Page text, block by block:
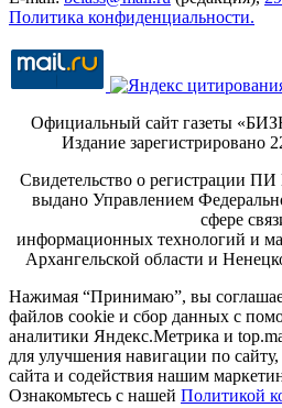
Политика конфиденциальности.
Официальный сайт газеты
Издание зарегистрировано
Свидетельство о регистрации
выдано Управлением
сфере
информационных технологий и
Архангельской области и
Нажимая “Принимаю”, вы
файлов cookie и сбор данных с
аналитики Яндекс.Метрика и
для улучшения навигации по
сайта и содействия нашим
Ознакомьтесь с нашей Политикой